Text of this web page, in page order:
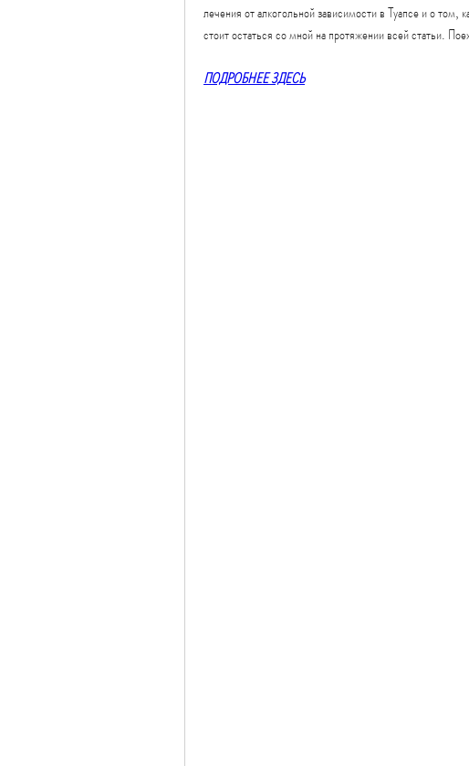
лечения от алкогольной зависимости в Туапсе и о
стоит остаться со мной на протяжении всей статьи.
ПОДРОБНЕЕ ЗДЕСЬ